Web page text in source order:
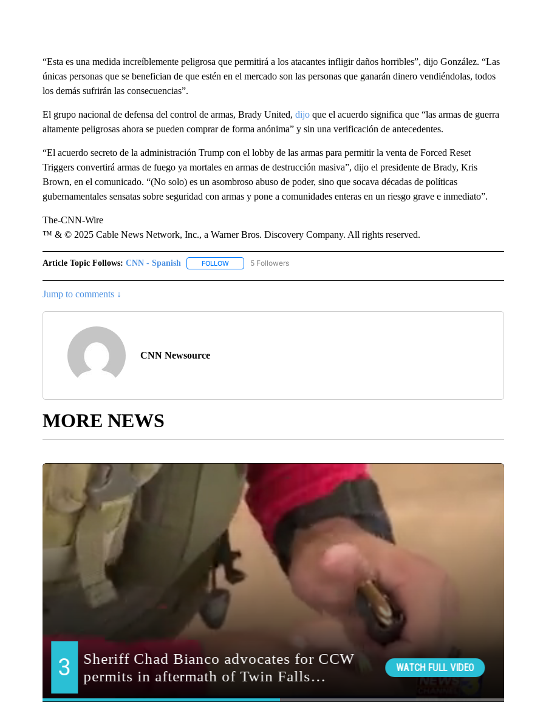
“Esta es una medida increíblemente peligrosa que permitirá a los atacantes infligir daños horribles”, dijo González. “Las
únicas personas que se benefician de que estén en el mercado son las personas que ganarán dinero vendiéndolas, todos
los demás sufrirán las consecuencias”.
El grupo nacional de defensa del control de armas, Brady United, dijoque el acuerdo significa que “las armas de guerra
altamente peligrosas ahora se pueden comprar de forma anónima” y sin una verificación de antecedentes.
“El acuerdo secreto de la administración Trump con el lobby de las armas para permitir la venta de Forced Reset
Triggers convertirá armas de fuego ya mortales en armas de destrucción masiva”, dijo el presidente de Brady, Kris
Brown, en el comunicado. “(No solo) es un asombroso abuso de poder, sino que socava décadas de políticas
gubernamentales sensatas sobre seguridad con armas y pone a comunidades enteras en un riesgo grave e inmediato”.
The-CNN-Wire
™ & © 2025 Cable News Network, Inc., a Warner Bros. Discovery Company. All rights reserved.
Article Topic Follows: CNN - Spanish FOLLOWFOLLOW "CNN - SPANISH" TO RECEIVE NOTIFICATIONS ABOUT NEW PAGES ON "CNN - SPANISH".
5 Followers
Jump to comments ↓
CNN Newsource
MORE NEWS